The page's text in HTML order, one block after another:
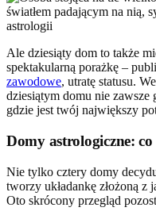
Ale dziesiąty dom to także
spektakularną porażkę –
zawodowe, utratę statusu.
dziesiątym domu nie zawsze
gdzie jest twój największy
Domy astrologiczne: co
Nie tylko cztery domy
tworzy układankę złożoną z
Oto skrócony przegląd